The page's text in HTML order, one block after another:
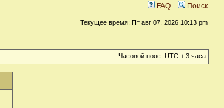
FAQ Поиск
Текущее время: Пт авг 07, 2026 10:13 pm
Часовой пояс: UTC + 3 часа